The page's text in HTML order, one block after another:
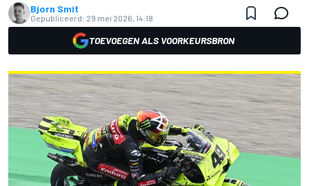
Bjorn Smit
Gepubliceerd: 29 mei 2026, 14:18
TOEVOEGEN ALS VOORKEURSBRON